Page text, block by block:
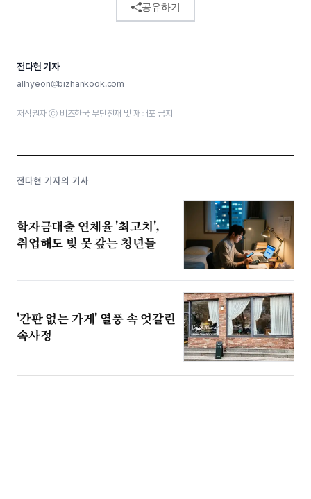
공유하기
전다현 기자
allhyeon@bizhankook.com
저작권자 ⓒ 비즈한국 무단전재 및 재배포 금지
전다현 기자의 기사
학자금대출 연체율 '최고치',
취업해도 빚 못 갚는 청년들
'간판 없는 가게' 열풍 속 엇갈린
속사정